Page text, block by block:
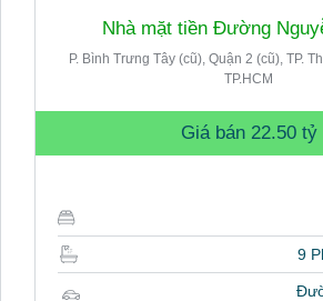
Nhà mặt tiền Đường
P. Bình Trưng Tây (cũ), Quận 2 (cũ), TP.
TP.HCM
Giá bán 22.50 tỷ
9